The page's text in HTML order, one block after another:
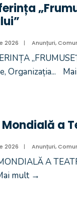
2026 | Anunțuri,
Organizația...
Mondială a
2026 | Anunțuri,
A
mult →